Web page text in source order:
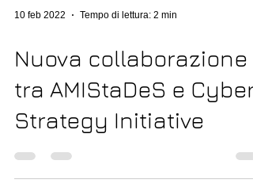
Nuova collaborazione
tra AMIStaDeS e Cyber
Strategy Initiative